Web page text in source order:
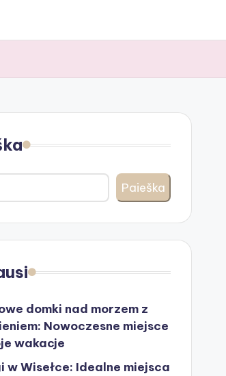
Paieška
domki nad morzem z
Nowoczesne miejsce
wakacje
w Wisełce: Idealne miejsca